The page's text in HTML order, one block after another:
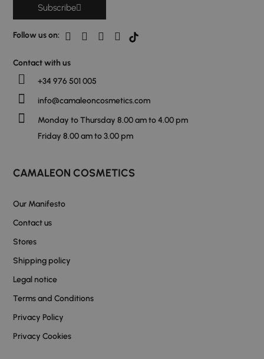
Subscribe
Follow us on:
Contact with us
+34 976 501 005
info@camaleoncosmetics.com
Monday to Thursday 8.00 am to 4.00 pm
Friday 8.00 am to 3.00 pm
CAMALEON COSMETICS
Our Manifesto
Contact us
Stores
Shipping policy
Legal notice
Terms and Conditions
Privacy Policy
Privacy Cookies